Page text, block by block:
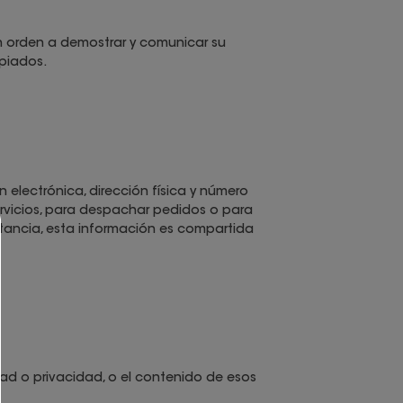
a demostrar y comunicar su
electrónica, dirección física y número
para despachar pedidos o para
esta información es compartida
o privacidad, o el contenido de esos